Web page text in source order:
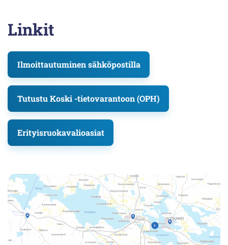
Linkit
Ilmoittautuminen sähköpostilla
Tutustu Koski -tietovarantoon (OPH)
Erityisruokavalioasiat